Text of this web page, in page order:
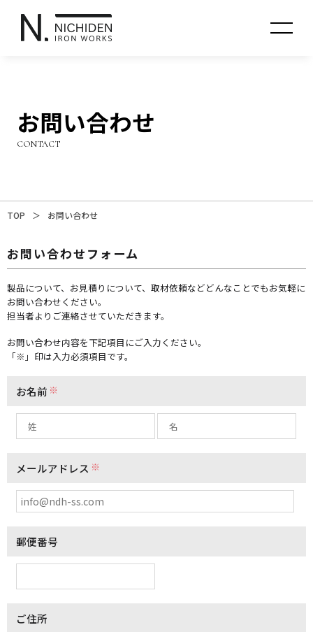
お問い合わせ
CONTACT
TOP ＞ お問い合わせ
お問い合わせフォーム
製品について、お見積りについて、取材依頼などどんなことでもお気軽に
お問い合わせください。
担当者よりご連絡させていただきます。
お問い合わせ内容を下記項目にご入力ください。
「※」印は入力必須項目です。
お名前 ※
メールアドレス ※
郵便番号
ご住所